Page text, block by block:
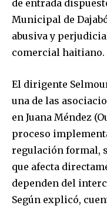
de entrada
Municipal de
abusiva y
comercial haitiano.
El dirigente
una de las
en Juana Méndez
proceso
regulación formal,
que afecta
dependen del
Según explicó,